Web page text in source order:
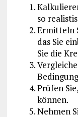
so
Ermitteln
das Sie
Sie die
Prüfen
können.
Nehmen